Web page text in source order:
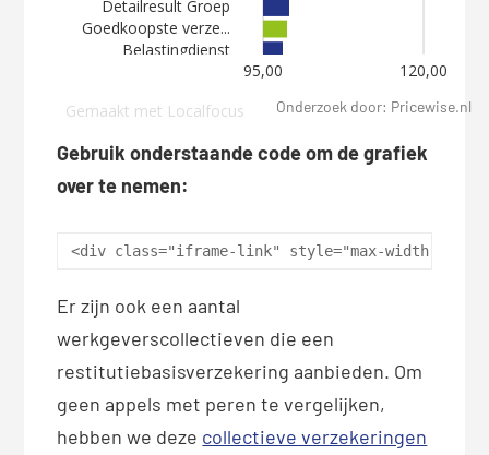
Onderzoek door: Pricewise.nl
Gebruik onderstaande code om de grafiek
over te nemen:
<div class="iframe-link" style="max-width:
Er zijn ook een aantal
werkgeverscollectieven die een
restitutiebasisverzekering aanbieden. Om
geen appels met peren te vergelijken,
hebben we deze collectieve verzekeringen